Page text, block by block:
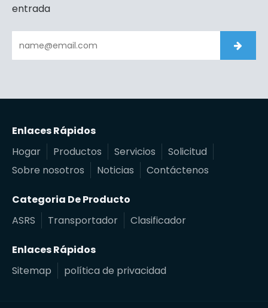
entrada
Enlaces Rápidos
Hogar
Productos Servicios
Solicitud
Sobre nosotros
Noticias Contáctenos
Categoria De Producto
ASRS
Transportador Clasificador
Enlaces Rápidos
Sitemap
política de privacidad